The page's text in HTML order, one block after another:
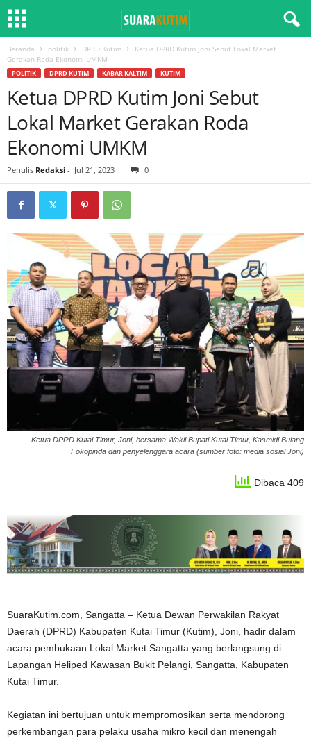
Beranda politik DPRD Kutim
Ketua DPRD Kutim Joni Sebut Lokal Market
Gerakan Roda Ekonomi UMKM
POLITIK DPRD KUTIM KABAR KALTIM KUTIM
Ketua DPRD Kutim Joni Sebut
Lokal Market Gerakan Roda
Ekonomi UMKM
Penulis Redaksi - Jul 21, 2023 0
Ketua DPRD Kutai Timur, Joni, bersama Wakil Bupati Kutai Timur, Kasmidi Bulang
Fokopinda dan penyelenggara acara (sumber foto: media sosial Joni)
Dibaca 409
SuaraKutim.com, Sangatta – Ketua Dewan Perwakilan Rakyat
Daerah (DPRD) Kabupaten Kutai Timur (Kutim), Joni, hadir dalam
acara pembukaan Lokal Market Sangatta yang berlangsung di
Lapangan Heliped Kawasan Bukit Pelangi, Sangatta, Kabupaten
Kutai Timur.
Kegiatan ini bertujuan untuk mempromosikan serta mendorong
perkembangan para pelaku usaha mikro kecil dan menengah